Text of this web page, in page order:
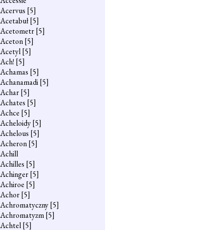
Acervus [5]
Acetabuł[5]
Acetometr[5]
Aceton[5]
Acetyl[5]
Ach! [5]
Achamas [5]
Achanamadi[5]
Achar[5]
Achates [5]
Achce [5]
Acheloidy[5]
Achelous [5]
Acheron[5]
Achill
Achilles [5]
Achinger[5]
Achiroe [5]
Achor[5]
Achromatyczny[5]
Achromatyzm[5]
Achtel[5]